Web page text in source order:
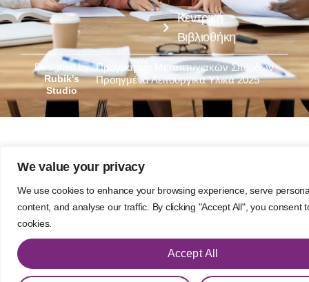
We value your privacy
We use cookies to enhance your browsing experience, serve
content, and analyse our traffic. By clicking "Accept All", you consent
cookies.
Accept All
Κεντρική
Βιβλιοθήκη
Designed by
Rubik's
Studio
Πρόγραμμα Μεταπτυχιακών Σπουδών
Προηγμένα Λειτουργικά Υλικά 2025